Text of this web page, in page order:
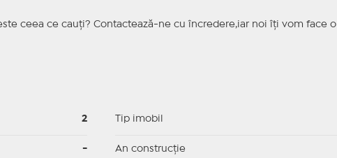
ceea ce cauți? Contactează-ne cu încredere,iar noi îți vom face o
2
-
Tip imobil
An construcție